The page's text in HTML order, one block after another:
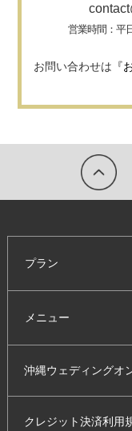
営業時間：平
お問い合わせは 『
プラン
メニュー
沖縄ウェディングオ
クレジット決済利用